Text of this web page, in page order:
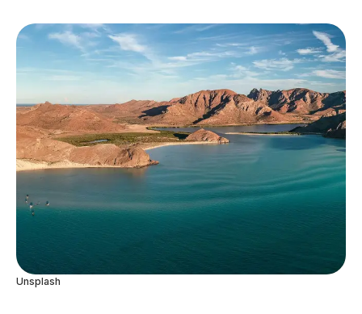
Unsplash